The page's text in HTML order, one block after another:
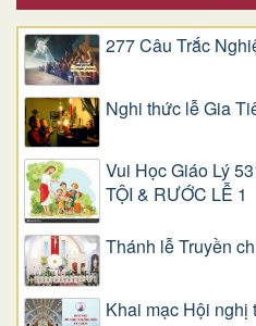
277 Câu Trắc
Nghi thức lễ Gia
Vui Học Giáo Lý
TỘI & RƯỚC LỄ 1
Thánh lễ Truyền
Khai mạc Hội nghị